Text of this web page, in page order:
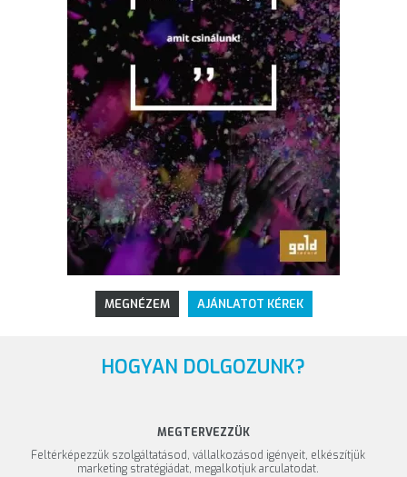
MEGNÉZEM AJÁNLATOT KÉREK
HOGYAN DOLGOZUNK?
MEGTERVEZZÜK
Feltérképezzük szolgáltatásod, vállalkozásod igényeit, elkészítjük
marketing stratégiádat, megalkotjuk arculatodat.